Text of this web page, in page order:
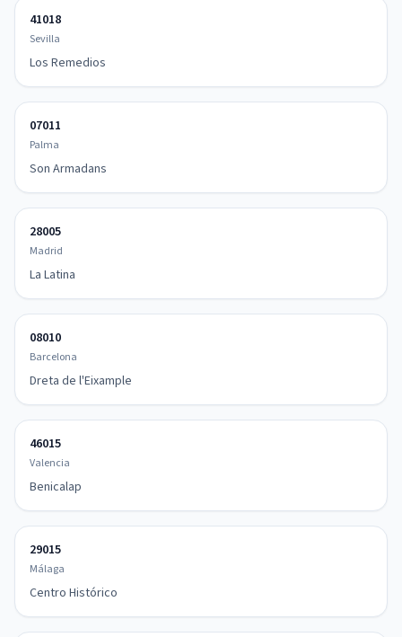
41018
Sevilla
Los Remedios
07011
Palma
Son Armadans
28005
Madrid
La Latina
08010
Barcelona
Dreta de l'Eixample
46015
Valencia
Benicalap
29015
Málaga
Centro Histórico